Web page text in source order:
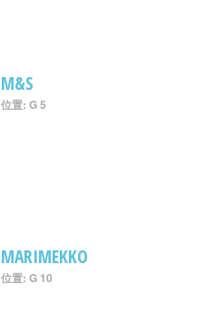
M&S
位置: G 5
MARIMEKKO
位置: G 10